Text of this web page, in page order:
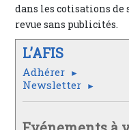
dans les cotisations de
revue sans publicités.
L’AFIS
Adhérer
Newsletter